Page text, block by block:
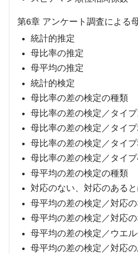
第6章 アンケート調査による
統計的推定
母比率の推定
母平均の推定
統計的検定
母比率の差の検定の種類
母比率の差の検定／タイ
母比率の差の検定／タイ
母比率の差の検定／タイ
母比率の差の検定／タイ
母平均の差の検定の種類
対応のない、対応のある
母平均の差の検定／対応
母平均の差の検定／対応
母平均の差の検定／ウエ
母平均の差の検定／対応